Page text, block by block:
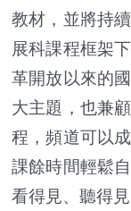
教材，並將持
展科課程框架
革開放以來的
大主題，也兼
程，頻道可以
課餘時間輕鬆
看得見、聽得